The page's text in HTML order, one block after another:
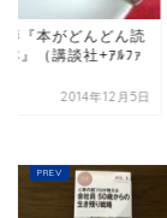
保町「ブックハウス
ェ」池田依末トーク
2019年3月10日